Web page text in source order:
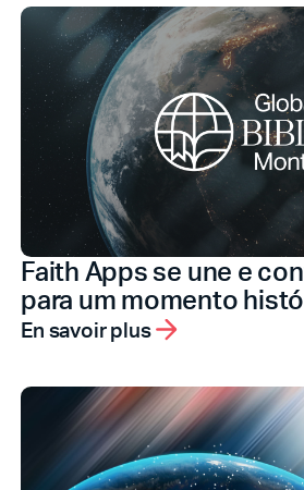
Faith Apps se une e
para um momento
En savoir plus